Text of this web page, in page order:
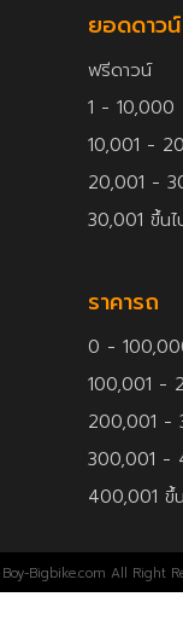
ยอดดาวน์
ฟรีดาวน์
1 - 10,000
10,001 -
20,001 -
30,001 ขึ้นไ
ราคารถ
0 -
100,001 -
200,001 -
300,001 -
400,001 ขึ้
Bigbike.com All Right